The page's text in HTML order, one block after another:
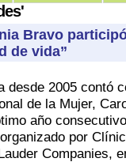
Bravo
de vida”
desde 2005 contó
de la Mujer,
año
por
Companies,